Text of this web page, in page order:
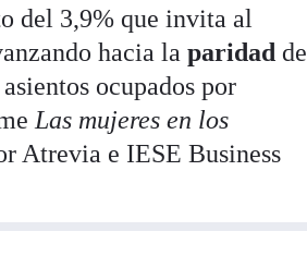
del 3,9% que invita al
hacia laparidadde
ocupados por
Las mujeres en los
Atrevia e IESE Business